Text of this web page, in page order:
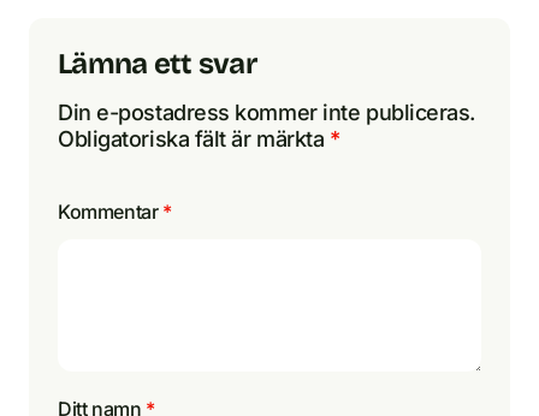
Lämna ett svar
Din e-postadress kommer inte publiceras.
Obligatoriska fält är märkta *
Kommentar *
Ditt namn *